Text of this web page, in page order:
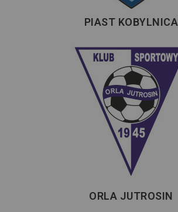
PIAST KOBYLNICA
ORLA JUTROSIN